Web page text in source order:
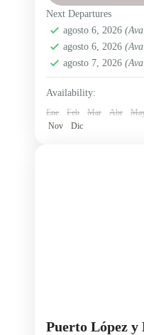
completa para
mágico del
Salinas de
Bolívar, Región
Fácil
1 Person
Next Departures
agosto 6, 2026
agosto 6, 2026
agosto 7, 2026
Availability:
Ene Feb Mar Abr
Nov
Dic
Puerto López y